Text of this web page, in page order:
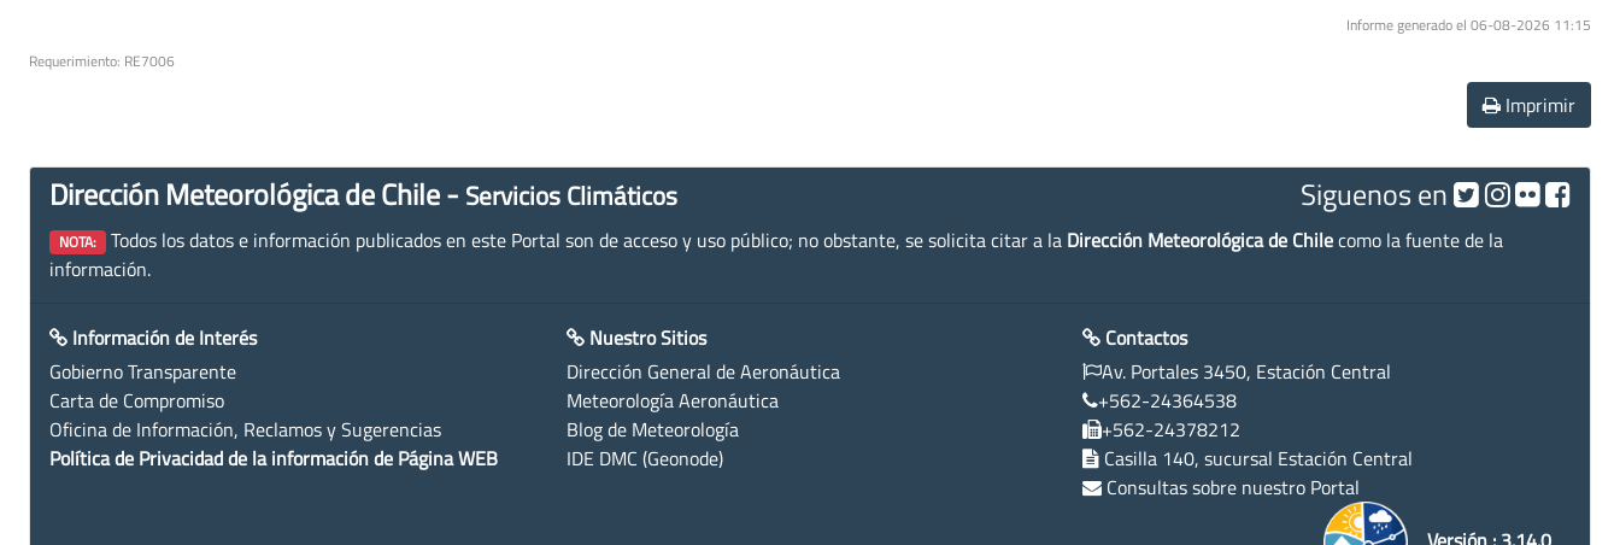
Informe generado el 06-08-2026 11:15
Requerimiento: RE7006
Imprimir
Dirección Meteorológica de Chile - Servicios Climáticos Siguenos en
NOTA: Todos los datos e información publicados en este Portal son de acceso y uso público; no obstante, se solicita citar a la Dirección Meteorológica de Chilecomo la fuente de la
información.
Información de Interés
Gobierno Transparente
Carta de Compromiso
Oficina de Información, Reclamos y Sugerencias
Política de Privacidad de la información de Página WEB
Nuestro Sitios
Dirección General de Aeronáutica
Meteorología Aeronáutica
Blog de Meteorología
IDE DMC (Geonode)
Contactos
Av. Portales 3450, Estación Central
+562-24364538
+562-24378212
Casilla 140, sucursal Estación Central
Consultas sobre nuestro Portal